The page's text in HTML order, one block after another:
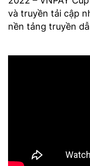
và truyền tải cập
nền tảng truyền